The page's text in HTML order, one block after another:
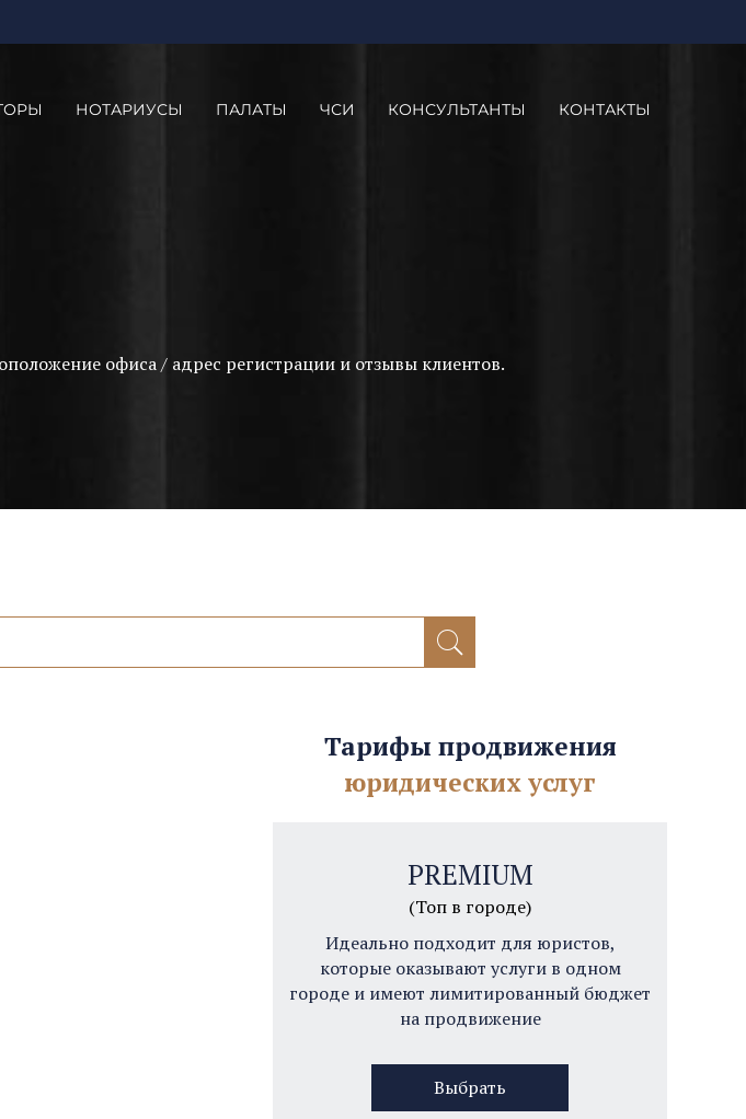
НОТАРИУСЫ ПАЛАТЫ ЧСИ КОНСУЛЬТАНТЫ КОНТАКТЫ
офиса / адрес регистрации и отзывы клиентов.
Тарифы продвижения
юридических услуг
PREMIUM
(Топ в городе)
Идеально подходит для юристов,
которые оказывают услуги в одном
городе и имеют лимитированный бюджет
на продвижение
Выбрать